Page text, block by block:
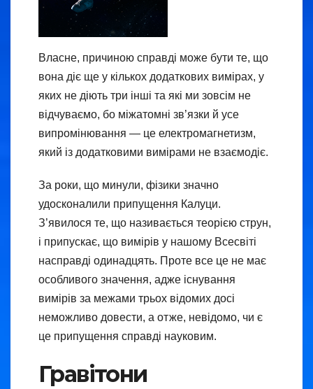
Власне, причиною справді може бути те, що
вона діє ще у кількох додаткових вимірах, у
яких не діють три інші та які ми зовсім не
відчуваємо, бо міжатомні зв’язки й усе
випромінювання — це електромагнетизм,
який із додатковими вимірами не взаємодіє.
За роки, що минули, фізики значно
удосконалили припущення Калуци.
З’явилося те, що називається теорією струн,
і припускає, що вимірів у нашому Всесвіті
насправді одинадцять. Проте все це не має
особливого значення, адже існування
вимірів за межами трьох відомих досі
неможливо довести, а отже, невідомо, чи є
це припущення справді науковим.
Гравітони